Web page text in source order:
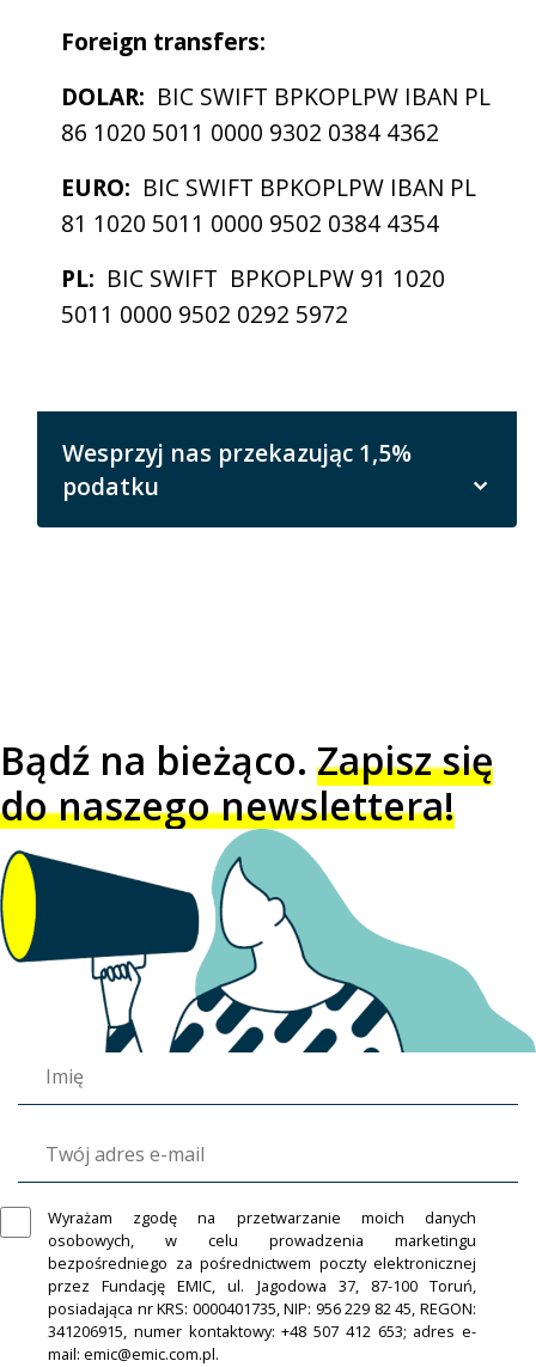
Foreign transfers:
DOLAR: BIC SWIFT BPKOPLPW IBAN PL
86 1020 5011 0000 9302 0384 4362
EURO: BIC SWIFT BPKOPLPW IBAN PL
81 1020 5011 0000 9502 0384 4354
PL: BIC SWIFT BPKOPLPW 91 1020
5011 0000 9502 0292 5972
Wesprzyj nas przekazując 1,5%
podatku
Bądź na bieżąco. Zapisz się
do naszego newslettera!
Wyrażam zgodę na przetwarzanie moich danych
osobowych, w celu prowadzenia marketingu
bezpośredniego za pośrednictwem poczty elektronicznej
przez Fundację EMIC, ul. Jagodowa 37, 87-100 Toruń,
posiadająca nr KRS: 0000401735, NIP: 956 229 82 45, REGON:
341206915, numer kontaktowy: +48 507 412 653; adres e-
mail: emic@emic.com.pl.